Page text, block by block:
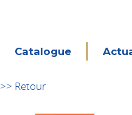
Catalogue
>> Retour